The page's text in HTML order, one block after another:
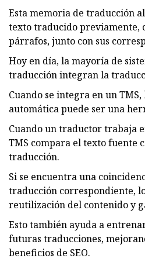
Esta memoria de traducción
texto traducido previamente,
párrafos, junto con sus
Hoy en día, la mayoría de
traducción integran la
Cuando se integra en un
automática puede ser una
Cuando un traductor trabaja
TMS compara el texto fuente
traducción.
Si se encuentra una
traducción correspondiente,
reutilización del contenido y
Esto también ayuda a
futuras traducciones,
beneficios de SEO.